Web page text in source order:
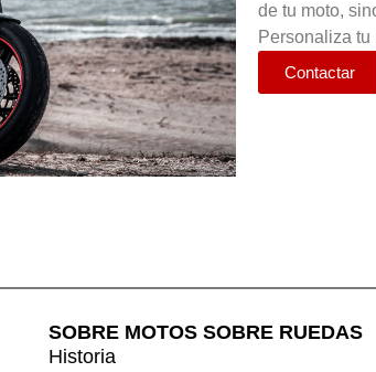
de tu moto,
Personaliza
Contactar
SOBRE MOTOS SOBRE RUEDAS
Historia